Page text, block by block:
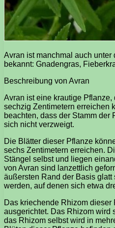
Avran ist manchmal auch unter
bekannt: Gnadengras,
Beschreibung von Avran
Avran ist eine krautige
sechzig Zentimetern erreichen
beachten, dass der Stamm der
sich nicht verzweigt.
Die Blätter dieser Pflanze
sechs Zentimetern erreichen.
Stängel selbst und liegen
von Avran sind lanzettlich
äußersten Rand der Basis
werden, auf denen sich etwa
Das kriechende Rhizom dieser
ausgerichtet. Das Rhizom wird
das Rhizom selbst wird in